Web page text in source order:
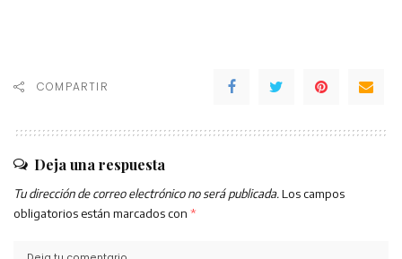
COMPARTIR
Deja una respuesta
Tu dirección de correo electrónico no será publicada. Los campos
obligatorios están marcados con *